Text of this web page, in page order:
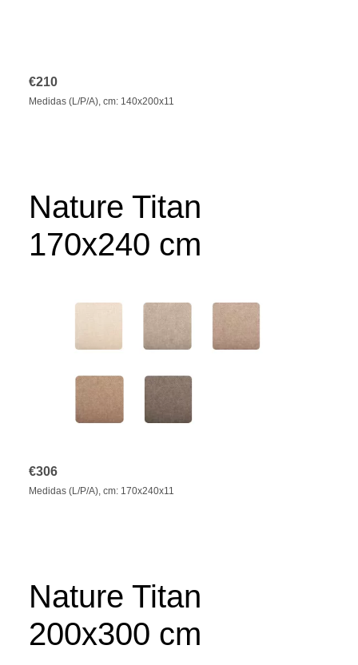
€210
Medidas (L/P/A), cm: 140x200x11
Nature Titan
170x240 cm
€306
Medidas (L/P/A), cm: 170х240х11
Nature Titan
200x300 cm